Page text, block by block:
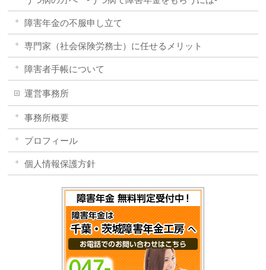
障害年金の不服申し立て
専門家（社会保険労務士）に任せるメリット
障害者手帳について
運営事務所
事務所概要
プロフィール
個人情報保護方針